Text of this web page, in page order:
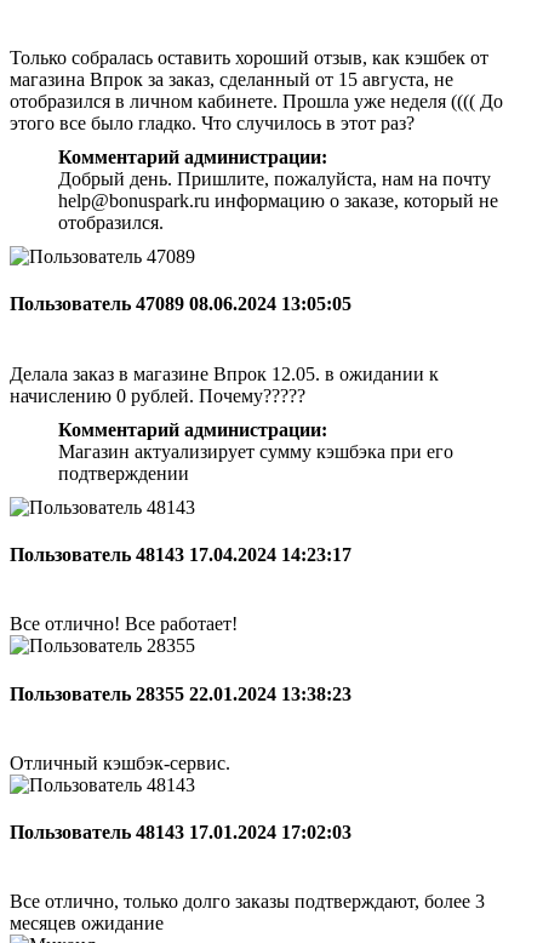
Только собралась оставить хороший отзыв, как кэшбек от
магазина Впрок за заказ, сделанный от 15 августа, не
отобразился в личном кабинете. Прошла уже неделя (((( До
этого все было гладко. Что случилось в этот раз?
Комментарий администрации:
Добрый день. Пришлите, пожалуйста, нам на почту
help@bonuspark.ru информацию о заказе, который не
отобразился.
Пользователь 47089 08.06.2024 13:05:05
Делала заказ в магазине Впрок 12.05. в ожидании к
начислению 0 рублей. Почему?????
Комментарий администрации:
Магазин актуализирует сумму кэшбэка при его
подтверждении
Пользователь 48143 17.04.2024 14:23:17
Все отлично! Все работает!
Пользователь 28355 22.01.2024 13:38:23
Отличный кэшбэк-сервис.
Пользователь 48143 17.01.2024 17:02:03
Все отлично, только долго заказы подтверждают, более 3
месяцев ожидание